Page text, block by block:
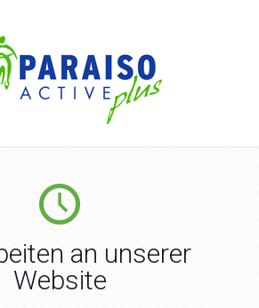
an unserer
Website